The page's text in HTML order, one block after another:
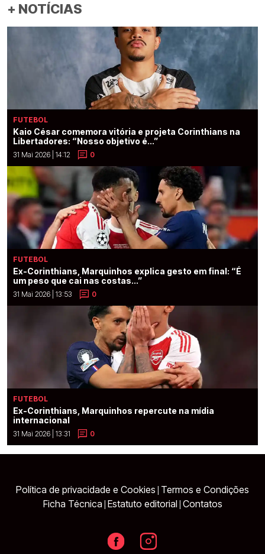
+ NOTÍCIAS
FUTEBOL
Kaio César comemora vitória e projeta Corinthians na
Libertadores: “Nosso objetivo é...”
31 Mai 2026 | 14:12 0
FUTEBOL
Ex-Corinthians, Marquinhos explica gesto em final: “É
um peso que cai nas costas...”
31 Mai 2026 | 13:53 0
FUTEBOL
Ex-Corinthians, Marquinhos repercute na mídia
internacional
31 Mai 2026 | 13:31 0
Política de privacidade e Cookies Termos e Condições
Ficha Técnica Estatuto editorial Contatos